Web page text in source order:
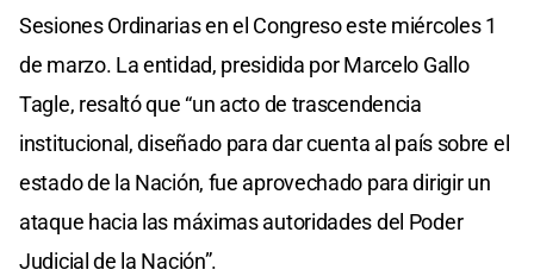
Sesiones Ordinarias en el Congreso este miércoles 1
de marzo. La entidad, presidida por Marcelo Gallo
Tagle, resaltó que “un acto de trascendencia
institucional, diseñado para dar cuenta al país sobre el
estado de la Nación, fue aprovechado para dirigir un
ataque hacia las máximas autoridades del Poder
Judicial de la Nación”.